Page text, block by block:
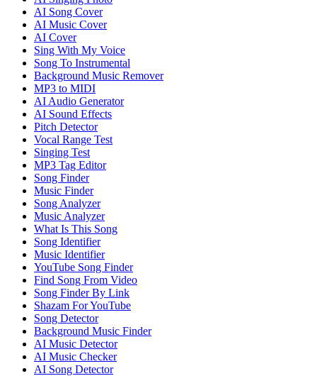
AI Song Cover
AI Music Cover
AI Cover
Sing With My Voice
Song To Instrumental
Background Music Remover
MP3 to MIDI
AI Audio Generator
AI Sound Effects
Pitch Detector
Vocal Range Test
Singing Test
MP3 Tag Editor
Song Finder
Music Finder
Song Analyzer
Music Analyzer
What Is This Song
Song Identifier
Music Identifier
YouTube Song Finder
Find Song From Video
Song Finder By Link
Shazam For YouTube
Song Detector
Background Music Finder
AI Music Detector
AI Music Checker
AI Song Detector